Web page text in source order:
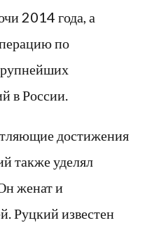
2014 года, а
по
в России.
достижения
также уделял
женат и
Руцкий известен